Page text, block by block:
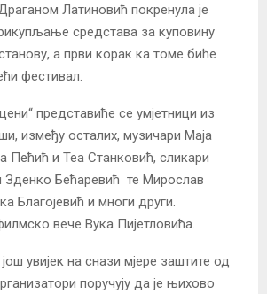
Латиновић покренула је
средстава за куповину
а први корак ка томе биће
фестивал.
представиће се умјетници из
између осталих, музичари Маја
Пећић и Теа Станковић, сликари
Бећаревић те Мирослав
Благојевић и многи други.
вече Вука Пијетловића.
увијек на снази мјере заштите од
поручују да је њихово